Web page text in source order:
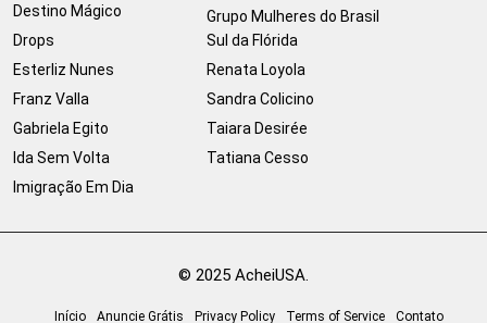
Destino Mágico
Drops
Esterliz Nunes
Franz Valla
Gabriela Egito
Ida Sem Volta
Imigração Em Dia
Grupo Mulheres do Brasil
Sul da Flórida
Renata Loyola
Sandra Colicino
Taiara Desirée
Tatiana Cesso
© 2025 AcheiUSA.
Início Anuncie Grátis Privacy Policy Terms of Service Contato